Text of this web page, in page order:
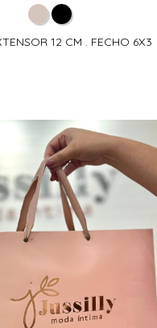
12 CM . FECHO 6X3